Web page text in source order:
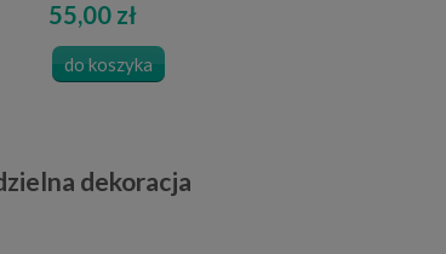
55,00 zł
do koszyka
dekoracja